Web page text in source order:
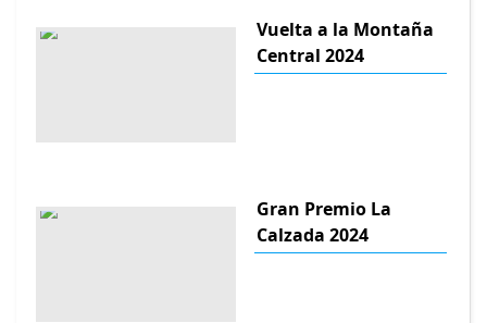
Vuelta a la Montaña
Central 2024
Gran Premio La
Calzada 2024